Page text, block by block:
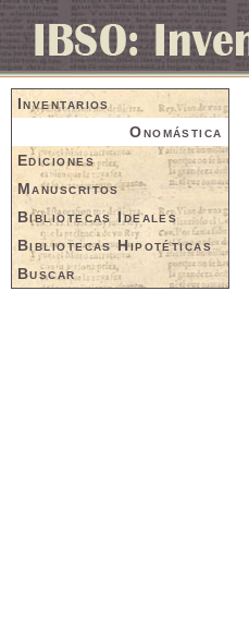
Inventarios
Onomástica
Ediciones
Manuscritos
Bibliotecas Ideales
Bibliotecas Hipotéticas
Buscar